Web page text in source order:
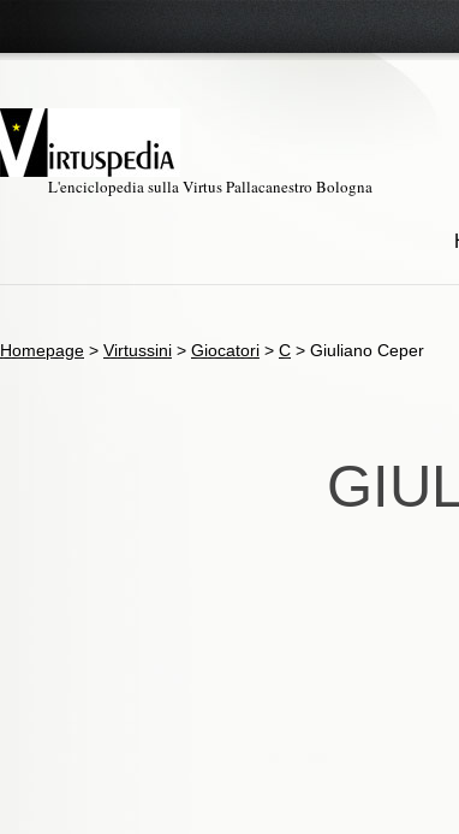
L'enciclopedia sulla Virtus Pallacanestro Bologna
Homepage > Virtussini > Giocatori > C > Giuliano Ceper